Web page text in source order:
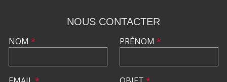
NOUS CONTACTER
NOM * PRÉNOM *